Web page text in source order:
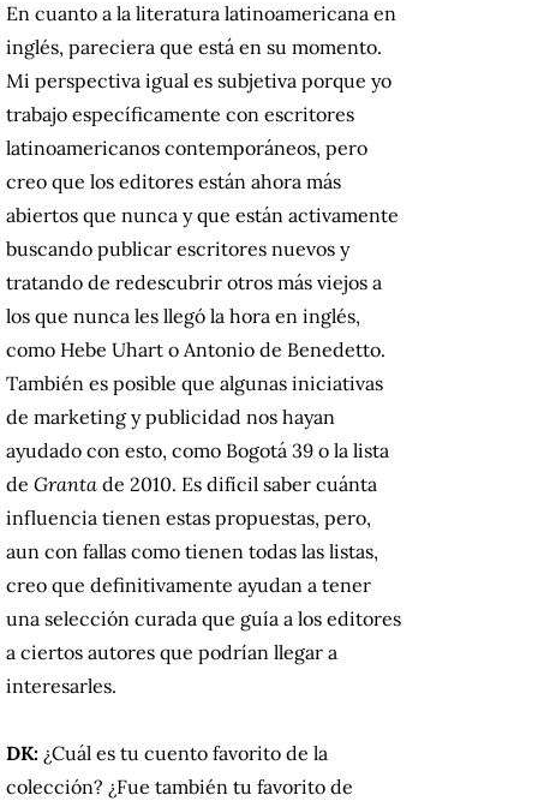
En cuanto a la literatura latinoamericana en
inglés, pareciera que está en su momento.
Mi perspectiva igual es subjetiva porque yo
trabajo específicamente con escritores
latinoamericanos contemporáneos, pero
creo que los editores están ahora más
abiertos que nunca y que están activamente
buscando publicar escritores nuevos y
tratando de redescubrir otros más viejos a
los que nunca les llegó la hora en inglés,
como Hebe Uhart o Antonio de Benedetto.
También es posible que algunas iniciativas
de marketing y publicidad nos hayan
ayudado con esto, como Bogotá 39 o la lista
de Granta de 2010. Es difícil saber cuánta
influencia tienen estas propuestas, pero,
aun con fallas como tienen todas las listas,
creo que definitivamente ayudan a tener
una selección curada que guía a los editores
a ciertos autores que podrían llegar a
interesarles.
DK: ¿Cuál es tu cuento favorito de la
colección? ¿Fue también tu favorito de